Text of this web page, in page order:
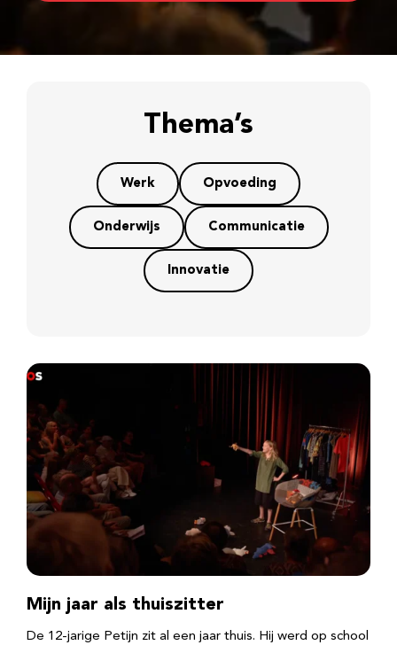
Thema’s
Werk Opvoeding
Onderwijs Communicatie
Innovatie
Mijn jaar als thuiszitter
De 12-jarige Petijn zit al een jaar thuis. Hij werd op school